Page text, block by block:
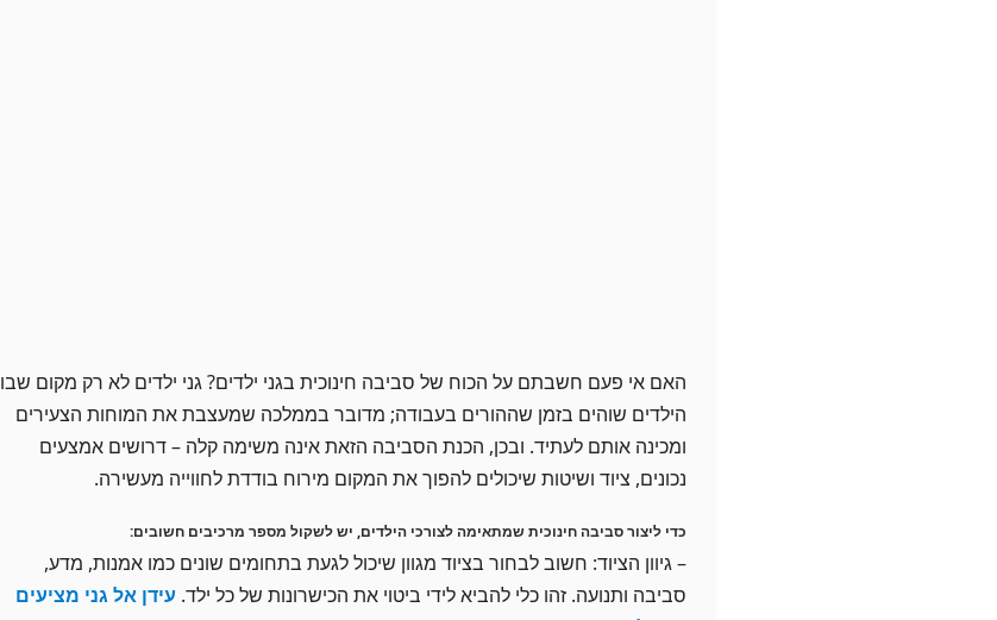
האם אי פעם חשבתם על הכוח של סביבה חינוכית בגני ילדים? גני ילדים לא רק מקום שבו
הילדים שוהים בזמן שההורים בעבודה; מדובר בממלכה שמעצבת את המוחות הצעירים
ומכינה אותם לעתיד. ובכן, הכנת הסביבה הזאת אינה משימה קלה – דרושים אמצעים
נכונים, ציוד ושיטות שיכולים להפוך את המקום מירוח בודדת לחווייה מעשירה.
כדי ליצור סביבה חינוכית שמתאימה לצורכי הילדים, יש לשקול מספר מרכיבים חשובים:
– גיוון הציוד: חשוב לבחור בציוד מגוון שיכול לגעת בתחומים שונים כמו אמנות, מדע,
סביבה ותנועה. זהו כלי להביא לידי ביטוי את הכישרונות של כל ילד. עידן אל גני מציעים